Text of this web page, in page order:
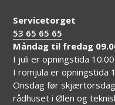
Servicetorget
53 65 65 65
Måndag til fredag
I juli er opningstida
I romjula er opningstida
Onsdag før
rådhuset i Ølen og